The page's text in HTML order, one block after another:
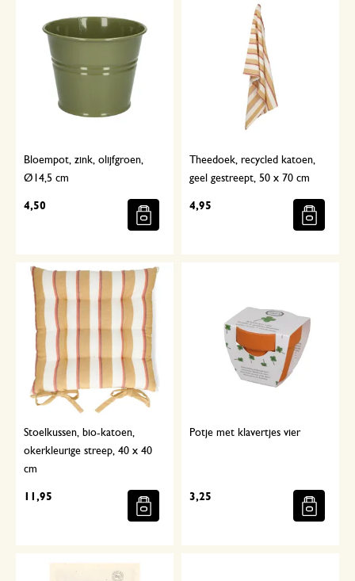
Bloempot, zink, olijfgroen,
Ø14,5 cm
4,50
Theedoek, recycled katoen,
geel gestreept, 50 x 70 cm
4,95
Stoelkussen, bio-katoen,
okerkleurige streep, 40 x 40
cm
11,95
Potje met klavertjes vier
3,25